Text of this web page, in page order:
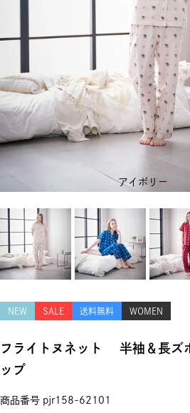
アイボリー
NEW SALE 送料無料 WOMEN
フライトヌネット 半袖＆長ズ
ップ
商品番号 pjr158-62101